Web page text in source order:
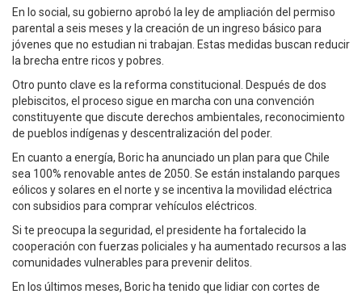
En lo social, su gobierno aprobó la ley de ampliación del permiso
parental a seis meses y la creación de un ingreso básico para
jóvenes que no estudian ni trabajan. Estas medidas buscan reducir
la brecha entre ricos y pobres.
Otro punto clave es la reforma constitucional. Después de dos
plebiscitos, el proceso sigue en marcha con una convención
constituyente que discute derechos ambientales, reconocimiento
de pueblos indígenas y descentralización del poder.
En cuanto a energía, Boric ha anunciado un plan para que Chile
sea 100% renovable antes de 2050. Se están instalando parques
eólicos y solares en el norte y se incentiva la movilidad eléctrica
con subsidios para comprar vehículos eléctricos.
Si te preocupa la seguridad, el presidente ha fortalecido la
cooperación con fuerzas policiales y ha aumentado recursos a las
comunidades vulnerables para prevenir delitos.
En los últimos meses, Boric ha tenido que lidiar con cortes de